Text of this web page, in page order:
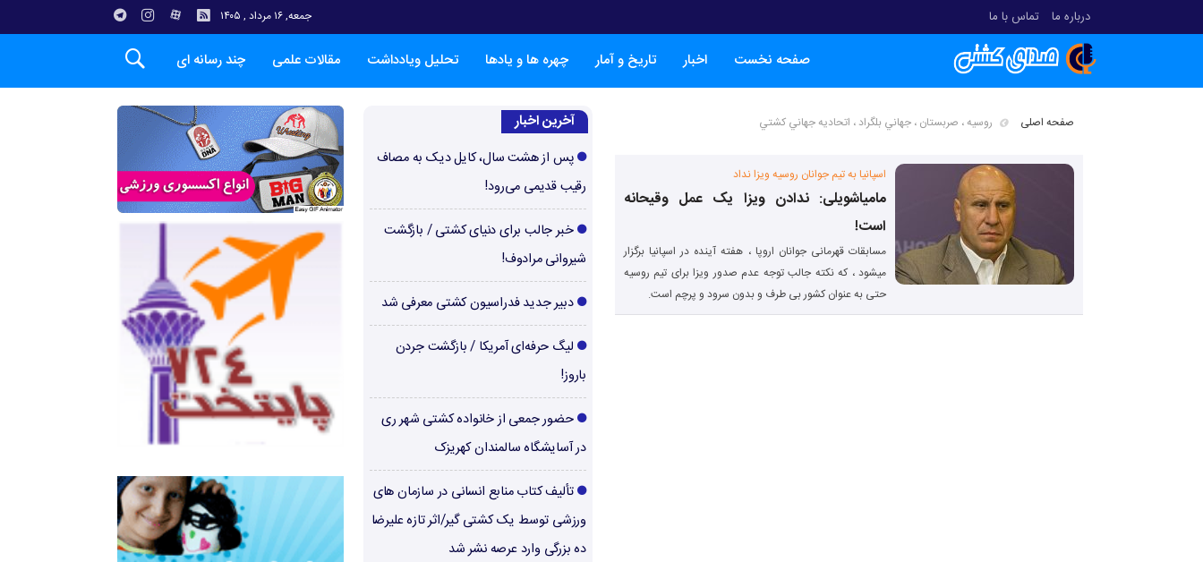
درباره ما تماس با ما جمعه, ۱۶ مرداد , ۱۴۰۵
صفحه نخست اخبار تاریخ و آمار چهره ها و یادها تحلیل ویادداشت مقالات علمی چند رسانه ای
صفحه اصلی روسيه ، صربستان ، جهاني بلگراد ، اتحاديه جهاني كشتي
اسپانيا به تيم جوانان روسيه ويزا نداد
مامیاشویلی: ندادن ویزا یک عمل وقیحانه
است!
مسابقات قهرمانی جوانان اروپا ، هفته آينده در اسپانيا برگزار
ميشود ، كه نكته جالب توجه عدم صدور ويزا برای تيم روسيه
حتی به عنوان كشور بی طرف و بدون سرود و پرچم است.
آخرین اخبار
پس از هشت سال، کایل دیک به مصاف
رقیب قدیمی می‌رود!
خبر جالب برای دنیای کشتی / بازگشت
شیروانی مرادوف!
دبیر جدید فدراسیون کشتی معرفی شد
لیگ حرفه‌ای آمریکا / بازگشت جردن
باروز!
حضور جمعی از خانواده کشتی شهر ری
در آسایشگاه سالمندان کهریزک
تألیف کتاب منابع انسانی در سازمان های
ورزشی توسط یک کشتی گیر/اثر تازه علیرضا
ده بزرگی وارد عرصه نشر شد